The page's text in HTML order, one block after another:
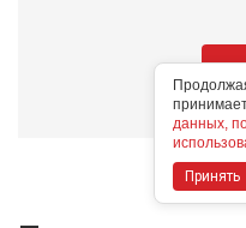
данных,
Принять